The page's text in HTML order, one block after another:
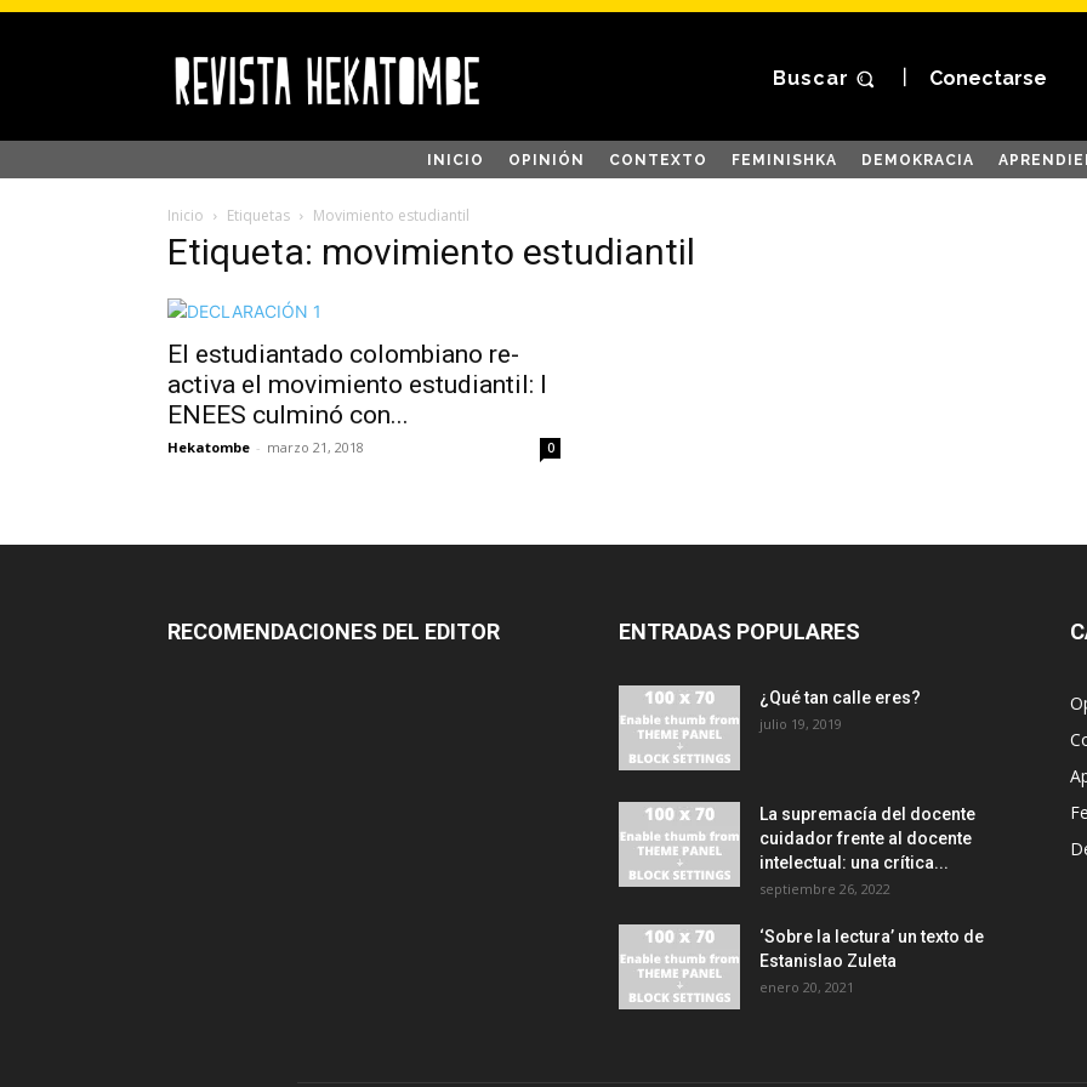
Buscar Conectarse
INICIO OPINIÓN CONTEXTO FEMINISHKA DEMOKRACIA
Inicio Etiquetas Movimiento estudiantil
Etiqueta: movimiento estudiantil
El estudiantado colombiano re-
activa el movimiento estudiantil: I
ENEES culminó con...
Hekatombe - marzo 21, 2018 0
RECOMENDACIONES DEL EDITOR ENTRADAS POPULARES
¿Qué tan calle eres?
julio 19, 2019
La supremacía del docente
cuidador frente al docente
intelectual: una crítica...
septiembre 26, 2022
‘Sobre la lectura’ un texto de
Estanislao Zuleta
enero 20, 2021